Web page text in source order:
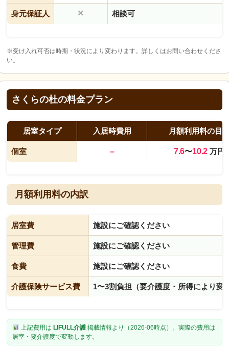
身元保証人 × 相談可
※受け入れ可否は時期・状況により変わります。詳しくはお問い合わせくださ
い。
さくらの杜の料金プラン
居室タイプ 入居時費用 月額利用料の目
個室 – 7.6〜10.2万円
月額利用料の内訳
居室費 施設にご確認ください
管理費 施設にご確認ください
食費 施設にご確認ください
介護保険サービス費 1〜3割負担（要介護度・所得により変
上記費用は LIFULL介護掲載情報より（2026-06時点）。実際の費用は
居室・要介護度で変動します。